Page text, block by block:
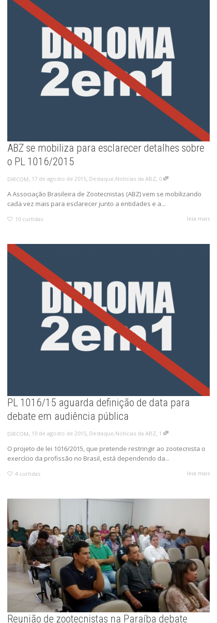
ABZ se mobiliza para esclarecer detalhes sobre
o PL 1016/2015
DIRCOM, 17 de agosto de 2015, Destaque,Notícias da ABZ, 0
A Associação Brasileira de Zootecnistas (ABZ) vem se mobilizando
cada vez mais para esclarecer junto a entidades e a...
10 curtidas leia mais
PL 1016/15 aguarda definição de data para
debate em audiência pública
DIRCOM, 10 de agosto de 2015, Destaque,Notícias da ABZ, 1
O projeto de lei 1016/2015, que pretende restringir ao zootecnista o
exercício da profissão no Brasil, está dependendo da...
4 curtidas leia mais
Reunião de zootecnistas na Paraíba debate